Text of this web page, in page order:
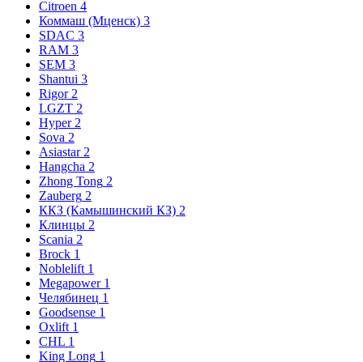
Citroen 4
Коммаш (Мценск) 3
SDAC 3
RAM 3
SEM 3
Shantui 3
Rigor 2
LGZT 2
Hyper 2
Sova 2
Asiastar 2
Hangcha 2
Zhong Tong 2
Zauberg 2
ККЗ (Камышинский КЗ) 2
Клинцы 2
Scania 2
Brock 1
Noblelift 1
Megapower 1
Челябинец 1
Goodsense 1
Oxlift 1
CHL 1
King Long 1